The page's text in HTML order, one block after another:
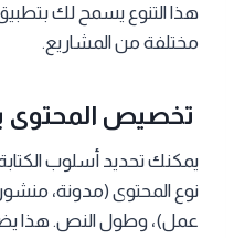
هذا التنوع يسمح لك
مختلفة من المشاريع.
تخصيص المحتوى
يمكنك تحديد أسلوب
نوع المحتوى (مدونة،
عمل)، وطول النص. هذا